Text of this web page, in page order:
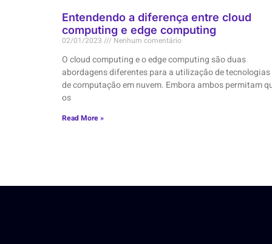
Entendendo a diferença entre cloud
computing e edge computing
02/01/2023 Nenhum comentário
O cloud computing e o edge computing são duas
abordagens diferentes para a utilização de tecnologias
de computação em nuvem. Embora ambos permitam
os
Read More »